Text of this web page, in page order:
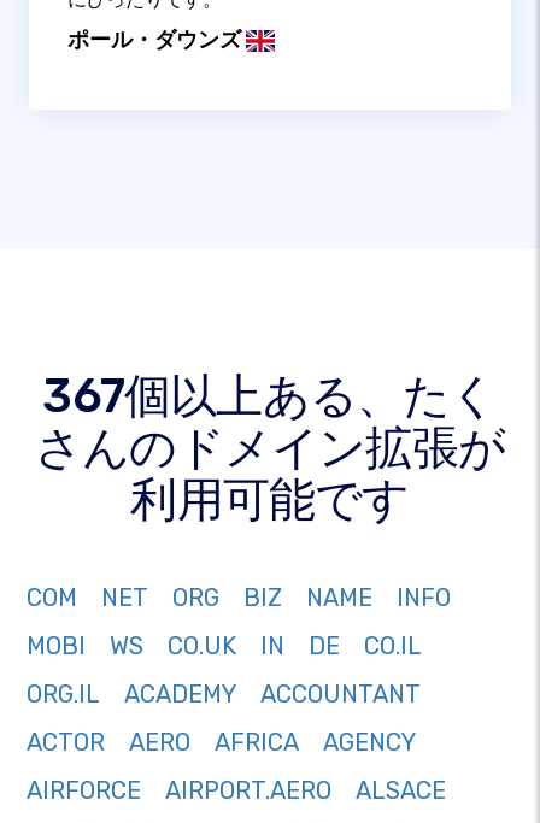
ポール・ダウンズ
367個以上ある、たく
さんのドメイン拡張が
利用可能です
COM NET ORG BIZ NAME
INFO
MOBI
WS CO.UK IN DE
CO.IL
ORG.IL
ACADEMY
ACCOUNTANT
ACTOR
AERO AFRICA
AGENCY
AIRFORCE
AIRPORT.AERO
ALSACE